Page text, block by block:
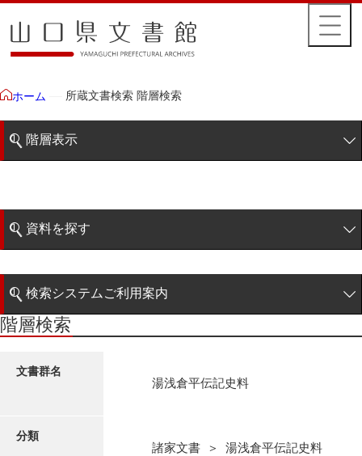
ホーム 所蔵文書検索 階層検索
階層表示
藩政文書
特定歴史公文書
諸家文書
資料を探す
階層検索
検索システムご利用案内
検索システムの利用について
更新履歴
階層検索
文書群名
湯浅倉平伝記史料
分類
諸家文書 ＞ 湯浅倉平伝記史料